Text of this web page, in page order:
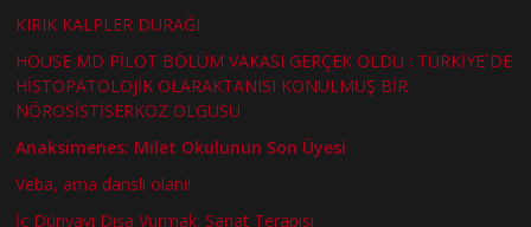
KIRIK KALPLER DURAĞI
HOUSE MD PİLOT BÖLÜM VAKASI GERÇEK OLDU : TÜRKİYE´DE
HİSTOPATOLOJİK OLARAKTANISI KONULMUŞ BİR
NÖROSİSTİSERKOZ OLGUSU
Anaksimenes: Milet Okulunun Son Üyesi
Veba, ama danslı olanı!
İç Dünyayı Dışa Vurmak: Sanat Terapisi